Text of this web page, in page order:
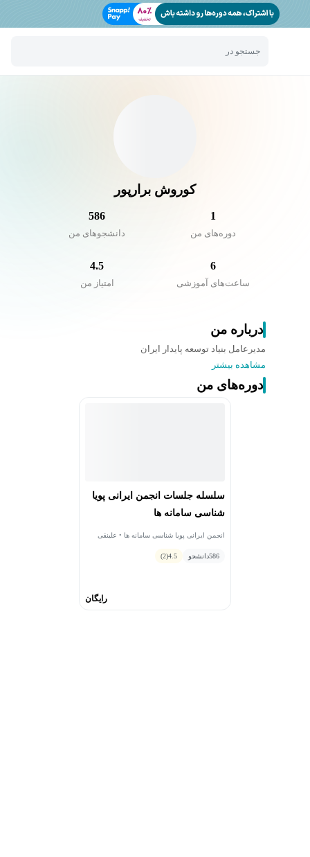
جستجو در
کوروش برارپور
1
دوره‌های من
586
دانشجو‌های من
6
ساعت‌های آموزشی
4.5
امتیاز من
درباره من
مدیرعامل بنیاد توسعه پایدار ایران
مشاهده بیشتر
دوره‌های من
سلسله جلسات انجمن ایرانی پویا
شناسی سامانه ها
انجمن ایرانی پویا شناسی سامانه ها • علینقی
عبدالرحیم نوه ابراهیم • کوروش برارپور
586دانشجو 4.5
(2)
رایگان